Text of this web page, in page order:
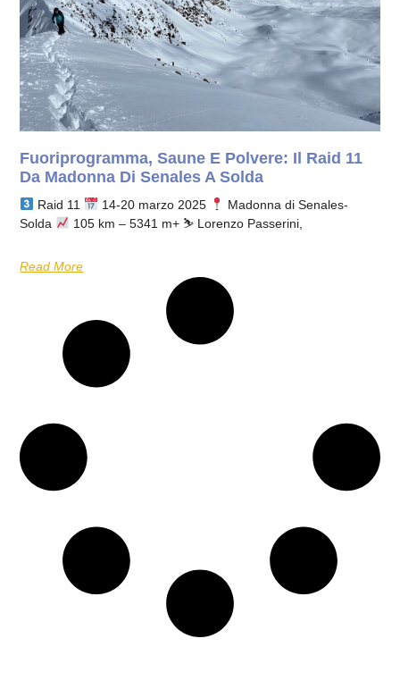
Fuoriprogramma, Saune E Polvere: Il Raid 11
Da Madonna Di Senales A Solda
Raid 11 14-20 marzo 2025
Madonna di Senales-
Solda
105 km – 5341 m+ ⛷ Lorenzo Passerini,
Read More